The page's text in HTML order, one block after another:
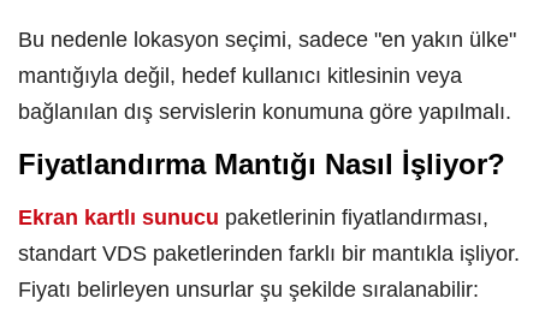
Bu nedenle lokasyon seçimi, sadece "en yakın ülke"
mantığıyla değil, hedef kullanıcı kitlesinin veya
bağlanılan dış servislerin konumuna göre yapılmalı.
Fiyatlandırma Mantığı Nasıl İşliyor?
Ekran kartlı sunucu paketlerinin fiyatlandırması,
standart VDS paketlerinden farklı bir mantıkla işliyor.
Fiyatı belirleyen unsurlar şu şekilde sıralanabilir: